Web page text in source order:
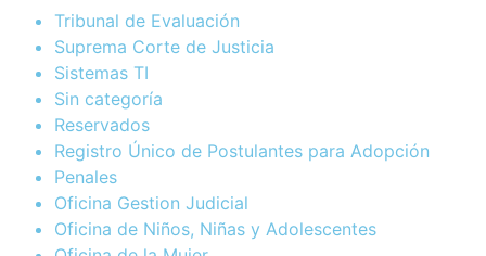
Tribunal de Evaluación
Suprema Corte de Justicia
Sistemas TI
Sin categoría
Reservados
Registro Único de Postulantes para Adopción
Penales
Oficina Gestion Judicial
Oficina de Niños, Niñas y Adolescentes